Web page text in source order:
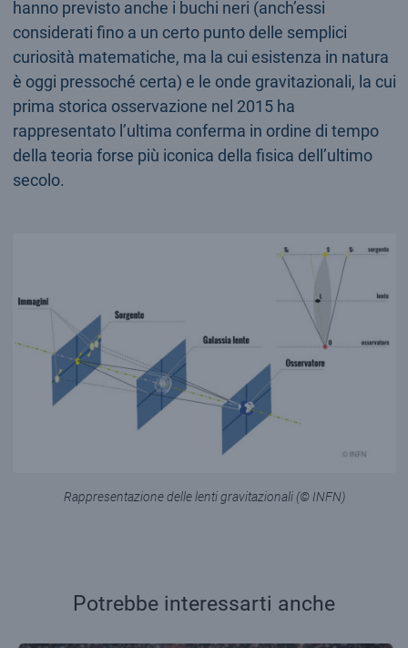
hanno previsto anche i buchi neri (anch’essi
considerati fino a un certo punto delle semplici
curiosità matematiche, ma la cui esistenza in natura
è oggi pressoché certa) e le onde gravitazionali, la cui
prima storica osservazione nel 2015 ha
rappresentato l’ultima conferma in ordine di tempo
della teoria forse più iconica della fisica dell’ultimo
secolo.
Rappresentazione delle lenti gravitazionali (© INFN)
Potrebbe interessarti anche